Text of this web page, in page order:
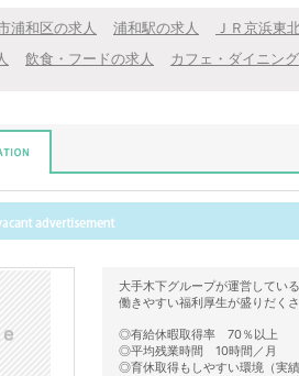
浦和区の求人 浦和駅の求人 ＪＲ京浜東
飲食・フードの求人 カフェ・ダイニン
大手木下グループが運営している
働きやすい福利厚生が盛りだくさ
◎有給休暇取得率 70％以上
◎平均残業時間 10時間／月
◎育休取得もしやすい環境（実績